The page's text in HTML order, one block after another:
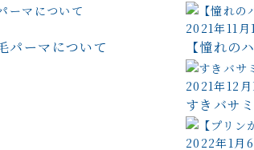
パーマについて
2021年11月
【憧れの
2021年12月
すきバサ
2022年1月